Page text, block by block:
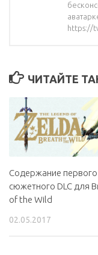
https://
ЧИТАЙТЕ
Содержание первого
сюжетного DLC для
of the Wild
02.05.2017